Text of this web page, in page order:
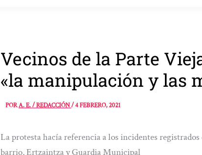
Vecinos de la Parte
«la manipulación y las
PORA. E. / REDACCIÓN/4 FEBRERO, 2021
La protesta hacía referencia a los incidentes
barrio, Ertzaintza y Guardia Municipal